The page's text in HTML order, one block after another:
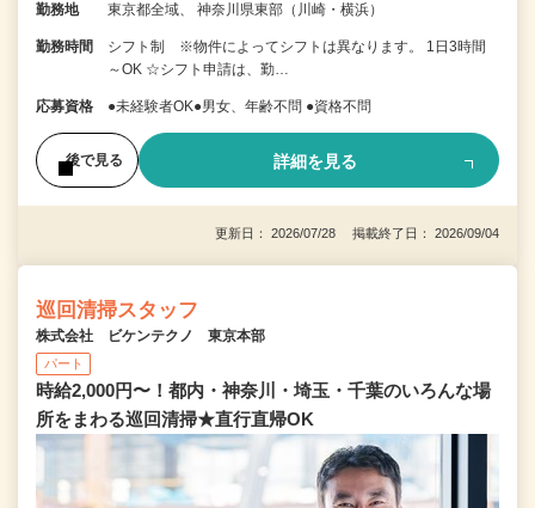
勤務地 東京都全域、 神奈川県東部（川崎・横浜）
勤務時間
シフト制 ※物件によってシフトは異なります。 1日3時間
～OK ☆シフト申請は、勤…
応募資格 ●未経験者OK●男女、年齢不問 ●資格不問
後で見る 詳細を見る
更新日： 2026/07/28 掲載終了日： 2026/09/04
巡回清掃スタッフ
株式会社 ビケンテクノ 東京本部
パート
時給2,000円〜！都内・神奈川・埼玉・千葉のいろんな場
所をまわる巡回清掃★直行直帰OK